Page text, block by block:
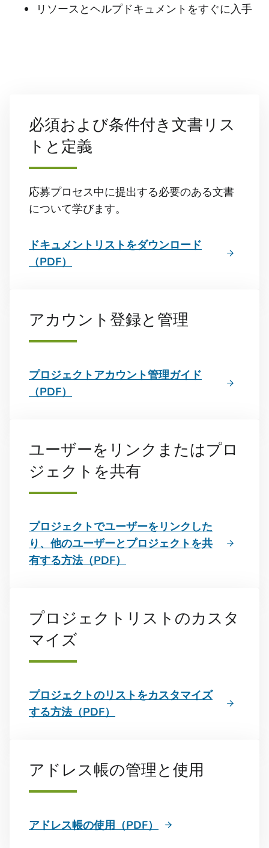
リソースとヘルプドキュメントをすぐに入手
必須および条件付き文書リス
トと定義
応募プロセス中に提出する必要のある文書
について学びます。
ドキュメントリストをダウンロード
（PDF）
アカウント登録と管理
プロジェクトアカウント管理ガイド
（PDF）
ユーザーをリンクまたはプロ
ジェクトを共有
プロジェクトでユーザーをリンクした
り、他のユーザーとプロジェクトを共
有する方法（PDF）
プロジェクトリストのカスタ
マイズ
プロジェクトのリストをカスタマイズ
する方法（PDF）
アドレス帳の管理と使用
アドレス帳の使用（PDF）